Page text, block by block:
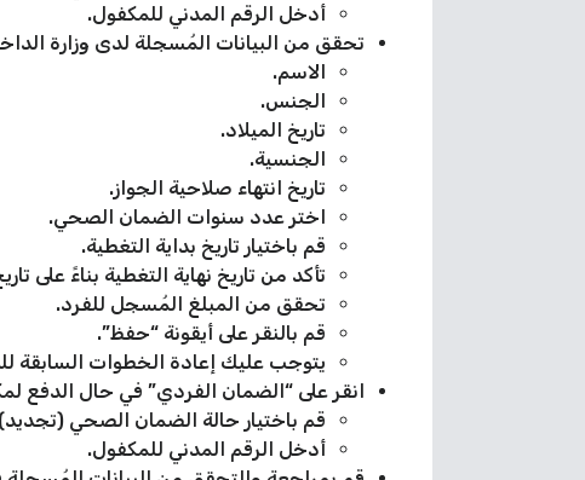
أدخل الرقم المدني للمكفول.
تحقق من البيانات المُسجلة لدى وزارة
الاسم.
الجنس.
تاريخ الميلاد.
الجنسية.
تاريخ انتهاء صلاحية الجواز.
اختر عدد سنوات الضمان الصحي.
قم باختيار تاريخ بداية التغطية.
تأكد من تاريخ نهاية التغطية بناءً على
تحقق من المبلغ المُسجل للفرد.
قم بالنقر على أيقونة “حفظ”.
يتوجب عليك إعادة الخطوات السابقة
انقر على “الضمان الفردي” في حال الدفع
قم باختيار حالة الضمان الصحي
أدخل الرقم المدني للمكفول.